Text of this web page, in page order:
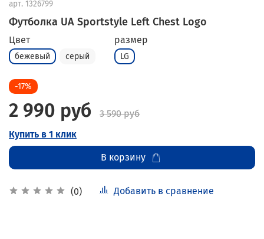
арт. 1326799
Футболка UA Sportstyle Left Chest Logo
(0) Добавить в сравнение
Цвет
бежевый серый
размер
LG
-17%
2 990 руб
3 590 руб
Купить в 1 клик
В корзину